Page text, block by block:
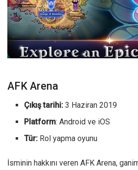
AFK Arena
Çıkış tarihi: 3 Haziran 2019
Platform: Android ve iOS
Tür: Rol yapma oyunu
İsminin hakkını veren AFK Arena,